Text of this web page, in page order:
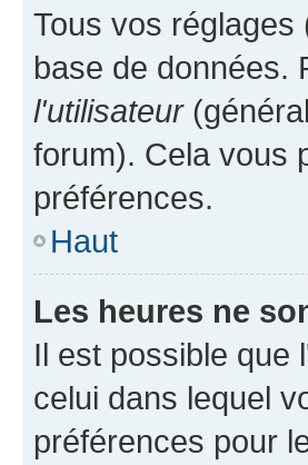
Tous vos
base de données.
l'utilisateur
forum). Cela vous
préférences.
Haut
Les heures ne
Il est possible que
celui dans lequel
préférences pour